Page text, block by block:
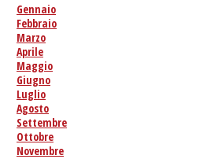
Gennaio
Febbraio
Marzo
Aprile
Maggio
Giugno
Luglio
Agosto
Settembre
Ottobre
Novembre